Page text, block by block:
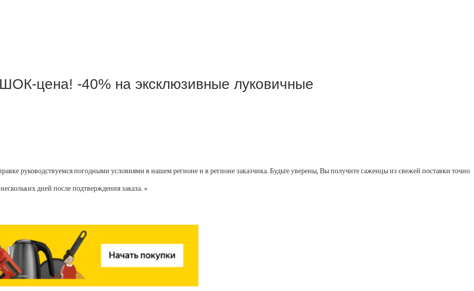
цена! -40% на эксклюзивные луковичные
руководствуемся погодными условиями в нашем регионе и в регионе заказчика. Будьте уверены, Вы получите саженцы из свежей поставки точно
дней после подтверждения заказа. «